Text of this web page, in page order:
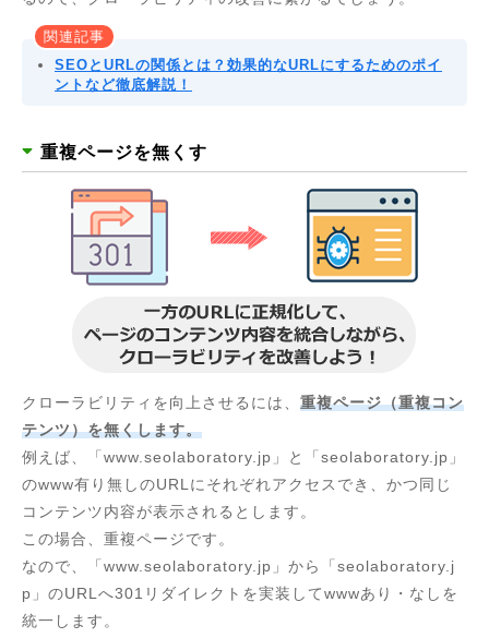
関連記事
SEOとURLの関係とは？効果的なURLにするためのポイ
ントなど徹底解説！
重複ページを無くす
クローラビリティを向上させるには、 重複ページ（重複コン
テンツ）を無くします。
例えば、「www.seolaboratory.jp」と「seolaboratory.jp」
のwww有り無しのURLにそれぞれアクセスでき、かつ同じ
コンテンツ内容が表示されるとします。
この場合、重複ページです。
なので、「www.seolaboratory.jp」から「seolaboratory.j
p」のURLへ301リダイレクトを実装してwwwあり・なしを
統一します。